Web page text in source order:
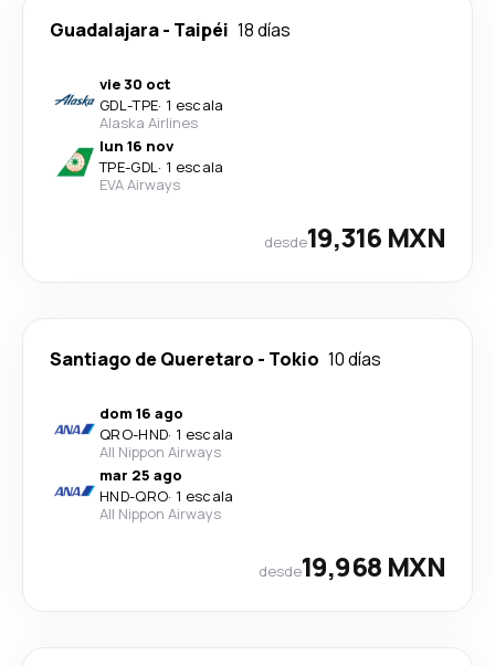
Guadalajara- Taipéi 18 días
vie 30 oct
GDL-TPE· 1 escala
Alaska Airlines
lun 16 nov
TPE-GDL· 1 escala
EVA Airways
desde19,316 MXN
Santiago de Queretaro - Tokio 10 días
dom 16 ago
QRO-HND· 1 escala
All Nippon Airways
mar 25 ago
HND-QRO· 1 escala
All Nippon Airways
desde19,968 MXN